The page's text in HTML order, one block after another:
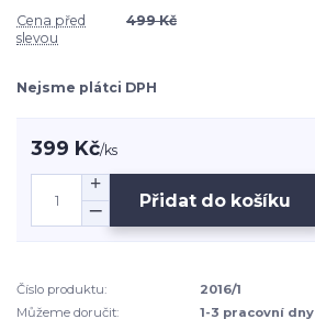
Cena před
slevou
499 Kč
Nejsme plátci DPH
399 Kč/ks
Přidat do košíku
Číslo produktu:
2016/1
Můžeme doručit:
1-3 pracovní dny